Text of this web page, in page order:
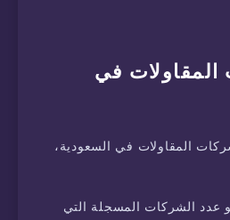
في
المقاولات في السعودية،
هو عدد الشركات المسجلة التي